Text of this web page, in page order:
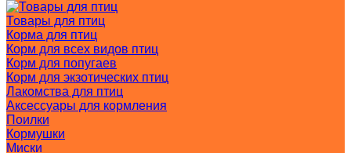
Товары для птиц
Корма для птиц
Корм для всех видов птиц
Корм для попугаев
Корм для экзотических птиц
Лакомства для птиц
Аксессуары для кормления
Поилки
Кормушки
Миски